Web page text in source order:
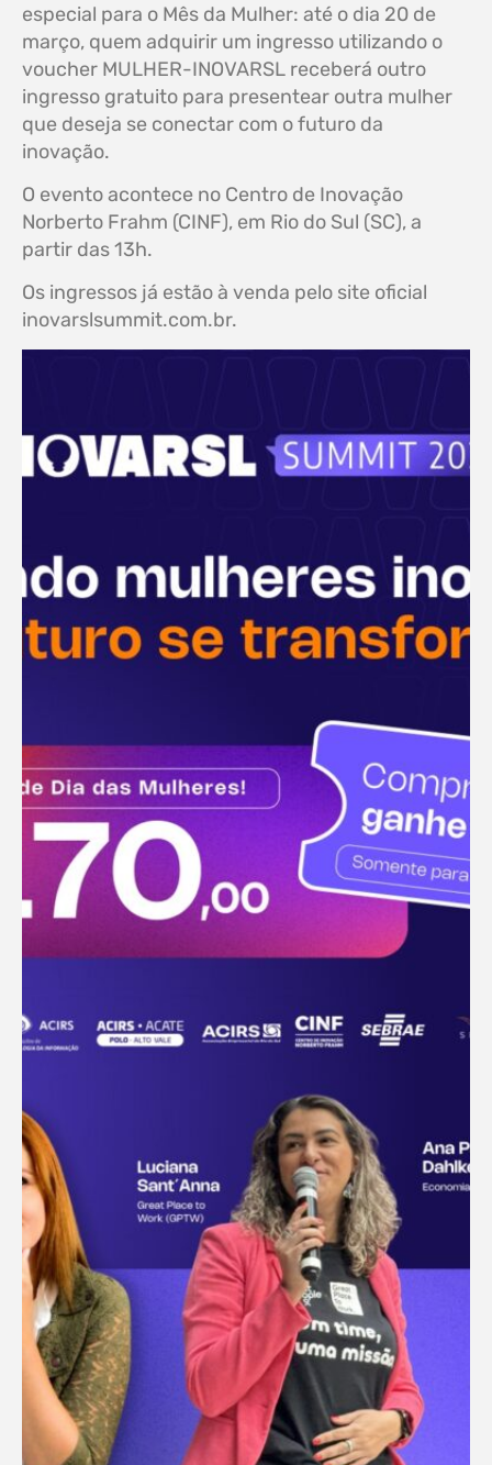
especial para o Mês da Mulher: até o dia 20 de
março, quem adquirir um ingresso utilizando o
voucher MULHER-INOVARSL receberá outro
ingresso gratuito para presentear outra mulher
que deseja se conectar com o futuro da
inovação.
O evento acontece no Centro de Inovação
Norberto Frahm (CINF), em Rio do Sul (SC), a
partir das 13h.
Os ingressos já estão à venda pelo site oficial
inovarslsummit.com.br.